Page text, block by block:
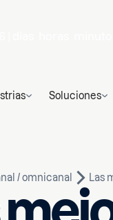
Soluciones
/ omnicanal Las